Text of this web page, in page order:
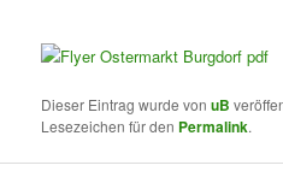
Dieser Eintrag wurde vonuB
Lesezeichen für den Permalink.